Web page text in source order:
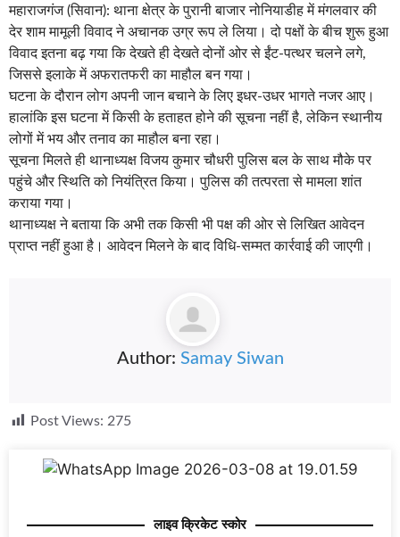
महाराजगंज (सिवान): थाना क्षेत्र के पुरानी बाजार नोनियाडीह में मंगलवार की
देर शाम मामूली विवाद ने अचानक उग्र रूप ले लिया। दो पक्षों के बीच शुरू हुआ
विवाद इतना बढ़ गया कि देखते ही देखते दोनों ओर से ईंट-पत्थर चलने लगे,
जिससे इलाके में अफरातफरी का माहौल बन गया।
घटना के दौरान लोग अपनी जान बचाने के लिए इधर-उधर भागते नजर आए।
हालांकि इस घटना में किसी के हताहत होने की सूचना नहीं है, लेकिन स्थानीय
लोगों में भय और तनाव का माहौल बना रहा।
सूचना मिलते ही थानाध्यक्ष विजय कुमार चौधरी पुलिस बल के साथ मौके पर
पहुंचे और स्थिति को नियंत्रित किया। पुलिस की तत्परता से मामला शांत
कराया गया।
थानाध्यक्ष ने बताया कि अभी तक किसी भी पक्ष की ओर से लिखित आवेदन
प्राप्त नहीं हुआ है। आवेदन मिलने के बाद विधि-सम्मत कार्रवाई की जाएगी।
Author: Samay Siwan
Post Views: 275
लाइव क्रिकेट स्कोर